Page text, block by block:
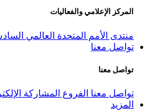
المركز الإعلامي والفعاليات
منتدى الأمم المتحدة العالمي السادس
تواصل معنا
تواصل معنا
تواصل معنا الفروع المشاركة
المزيد